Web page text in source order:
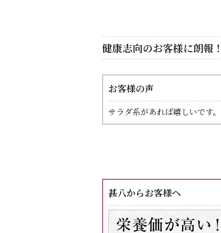
健康志向のお客様に朗報
お客様の声
サラダ系があれば嬉しいです。
甚八からお客様へ